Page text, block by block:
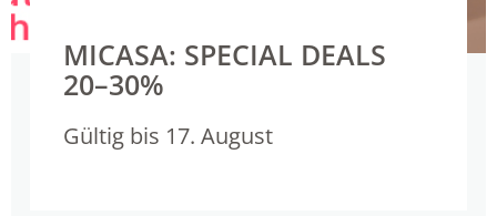
MICASA: SPECIAL DEALS
20–30%
Gültig bis 17. August